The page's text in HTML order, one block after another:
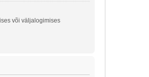
või väljalogimises